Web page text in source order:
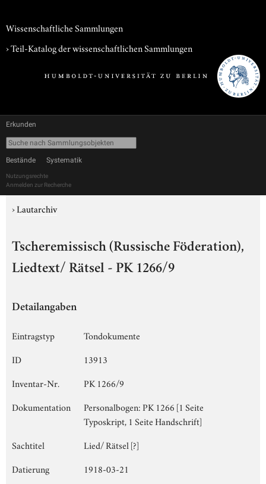
Wissenschaftliche Sammlungen
› Teil-Katalog der wissenschaftlichen Sammlungen
Erkunden
Bestände Systematik
Nutzungsrechte
Anmelden zur Recherche
›Lautarchiv
Tscheremissisch (Russische Föderation),
Liedtext/ Rätsel - PK 1266/9
Detailangaben
Eintragstyp
Tondokumente
ID
13913
Inventar-Nr.
PK 1266/9
Dokumentation
Personalbogen: PK 1266 [1 Seite
Typoskript, 1 Seite Handschrift]
Sachtitel
Lied/ Rätsel [?]
Datierung
1918-03-21